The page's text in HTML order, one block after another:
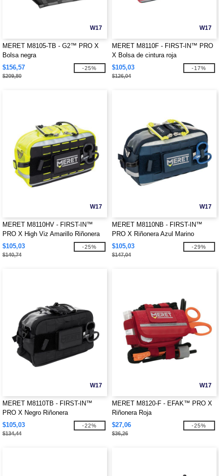
W17
MERET M8105-TB - G2™ PRO X
Bolsa negra
$156,57
$209,80
-25%
W17
MERET M8110F - FIRST-IN™ PRO
X Bolsa de cintura roja
$105,03
$126,04
-17%
W17
MERET M8110HV - FIRST-IN™
PRO X High Viz Amarillo Riñonera
$105,03
$140,74
-25%
W17
MERET M8110NB - FIRST-IN™
PRO X Riñonera Azul Marino
$105,03
$147,04
-29%
W17
MERET M8110TB - FIRST-IN™
PRO X Negro Riñonera
$105,03
$134,44
-22%
W17
MERET M8120-F - EFAK™ PRO X
Riñonera Roja
$27,06
$36,26
-25%